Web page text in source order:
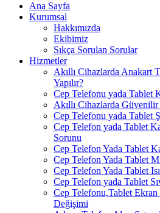
Ana Sayfa
Kurumsal
Hakkımızda
Ekibimiz
Sıkça Sorulan Sorular
Hizmetler
Akıllı Cihazlarda Anakart
Yapılır?
Cep Telefonu yada Tablet
Akıllı Cihazlarda
Cep Telefonu yada Tablet
Cep Telefon yada Tablet
Sorunu
Cep Telefon Yada Tablet
Cep Telefon Yada Tablet
Cep Telefon Yada Tablet
Cep Telefon yada Tablet
Cep Telefonu,Tablet
Değişimi